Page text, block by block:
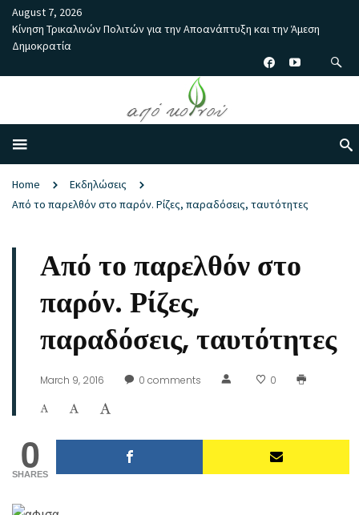
August 7, 2026
Κίνηση Τρικαλινών Πολιτών για την Αποανάπτυξη και την Άμεση
Δημοκρατία
Home
Εκδηλώσεις
Από το παρελθόν στο παρόν. Ρίζες, παραδόσεις, ταυτότητες
Από το παρελθόν στο
παρόν. Ρίζες,
παραδόσεις, ταυτότητες
March 9, 2016 0 comments 0
0
SHARES